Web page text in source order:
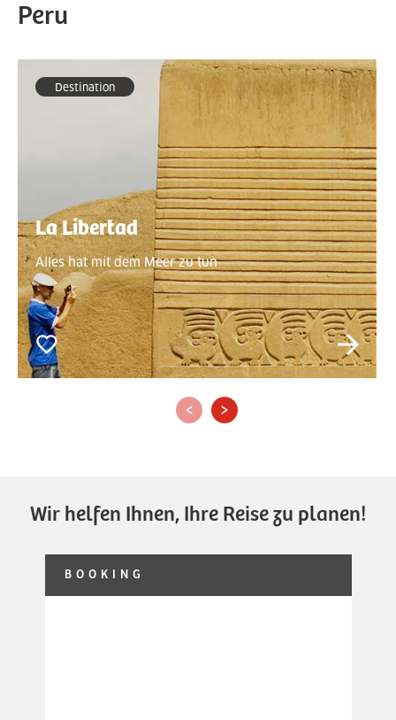
Peru
Destination
La Libertad
Alles hat mit dem Meer zu tun
‹ ›
Wir helfen Ihnen, Ihre Reise zu planen!
BOOKING